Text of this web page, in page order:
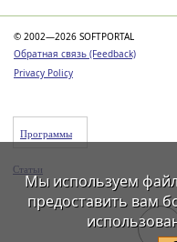
© 2002—2026 SOFTPORTAL
Обратная связь (Feedback)
Privacy Policy
Программы
Статьи
Мы используем
предоставить вам